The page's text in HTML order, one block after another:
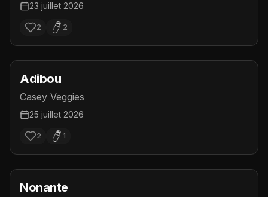
23 juillet 2026
2 2
Adibou
Casey Veggies
25 juillet 2026
2 1
Nonante